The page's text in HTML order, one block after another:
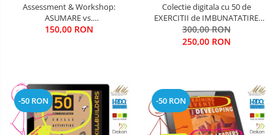
Rezolvare de Probleme
Teambuilding
Time Management / Planificare /
Organizare
Assessment & Workshop:
ASUMARE vs.
RESPONSABILITATE
150,00 RON
Colectie digitala cu 50 de
EXERCITII de IMBUNATATIRE
RELATII CU CLIENTII (utila in
Training & Evaluare)
300,00 RON
250,00 RON
-50 RON -50 RON